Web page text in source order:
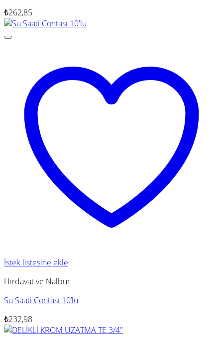
₺262,85
İstek listesine ekle
Hırdavat ve Nalbur
Su Saati Contası 10’lu
₺232,98